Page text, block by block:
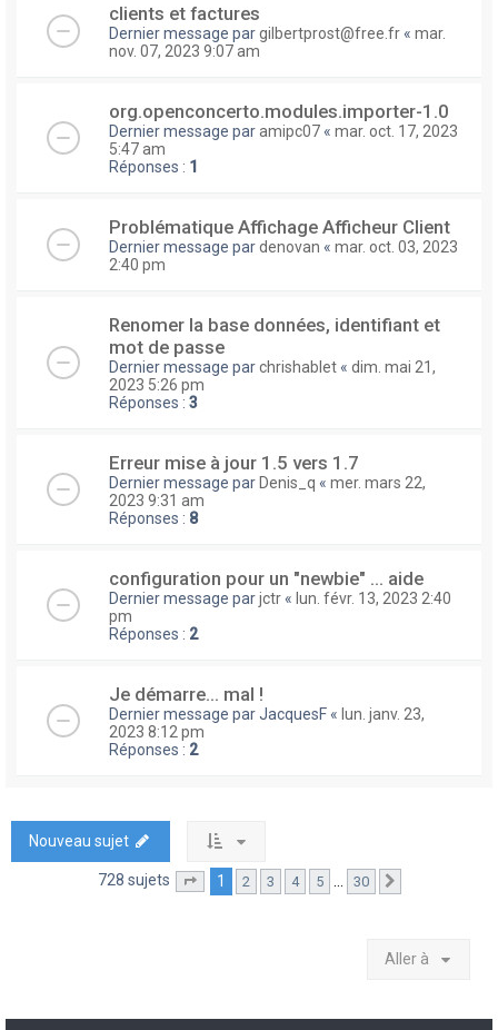
clients et factures
Dernier message pargilbertprost@free.fr « mar.
nov. 07, 2023 9:07 am
org.openconcerto.modules.importer-1.0
Dernier message paramipc07 « mar. oct. 17, 2023
5:47 am
Réponses : 1
Problématique Affichage Afficheur Client
Dernier message pardenovan « mar. oct. 03, 2023
2:40 pm
Renomer la base données, identifiant et
mot de passe
Dernier message parchrishablet « dim. mai 21,
2023 5:26 pm
Réponses : 3
Erreur mise à jour 1.5 vers 1.7
Dernier message par Denis_q « mer. mars 22,
2023 9:31 am
Réponses : 8
configuration pour un "newbie" ... aide
Dernier message parjctr « lun. févr. 13, 2023 2:40
pm
Réponses : 2
Je démarre... mal !
Dernier message parJacquesF « lun. janv. 23,
2023 8:12 pm
Réponses : 2
Nouveau sujet
728 sujets Page sur30
1 2 3 4 5 … 30
Aller à